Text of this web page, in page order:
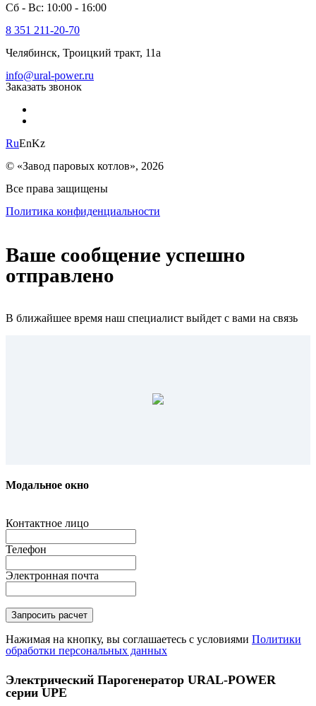
Сб - Вс: 10:00 - 16:00
8 351 211-20-70
Челябинск, Троицкий тракт, 11а
info@ural-power.ru
Заказать звонок
RuEnKz
© «Завод паровых котлов», 2026
Все права защищены
Политика конфиденциальности
Ваше сообщение успешно
отправлено
В ближайшее время наш специалист выйдет с вами на связь
Модальное окно
Контактное лицо
Телефон
Электронная почта
Нажимая на кнопку, вы соглашаетесь с условиями Политики
обработки персональных данных
Электрический Парогенератор URAL-POWER
серии UPE